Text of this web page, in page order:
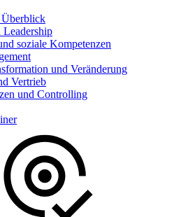
soziale Kompetenzen
und Veränderung
Vertrieb
und Controlling